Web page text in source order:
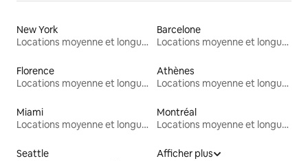
New York
Locations moyenne et longue durée
Barcelone
Locations moyenne et longue durée
Florence
Locations moyenne et longue durée
Athènes
Locations moyenne et longue durée
Miami
Locations moyenne et longue durée
Montréal
Locations moyenne et longue durée
Seattle
Afficher plus